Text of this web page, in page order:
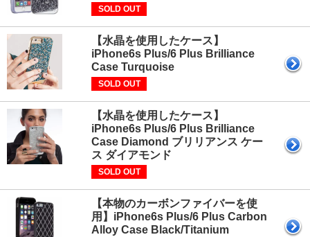
SOLD OUT
【水晶を使用したケース】
iPhone6s Plus/6 Plus Brilliance
Case Turquoise
SOLD OUT
【水晶を使用したケース】
iPhone6s Plus/6 Plus Brilliance
Case Diamond ブリリアンス ケー
ス ダイアモンド
SOLD OUT
【本物のカーボンファイバーを使
用】iPhone6s Plus/6 Plus Carbon
Alloy Case Black/Titanium